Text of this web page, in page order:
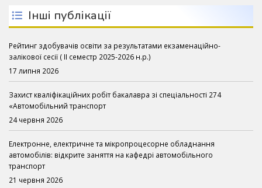
Інші публікації
Рейтинг здобувачів освіти за результатами екзаменаційно-
залікової сесії ( ІІ семестр 2025-2026 н.р.)
17 липня 2026
Захист кваліфікаційних робіт бакалавра зі спеціальності 274
«Автомобільний транспорт
24 червня 2026
Електронне, електричне та мікропроцесорне обладнання
автомобілів: відкрите заняття на кафедрі автомобільного
транспорт
21 червня 2026